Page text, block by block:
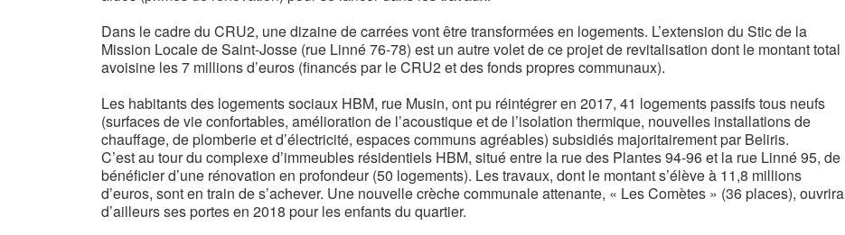
Dans le cadre du CRU2, une dizaine de carrées vont être transformées en logements. L’extension du Stic de la
Mission Locale de Saint-Josse (rue Linné 76-78) est un autre volet de ce projet de revitalisation dont le montant total
avoisine les 7 millions d’euros (financés par le CRU2 et des fonds propres communaux).
Les habitants des logements sociaux HBM, rue Musin, ont pu réintégrer en 2017, 41 logements passifs tous neufs
(surfaces de vie confortables, amélioration de l’acoustique et de l’isolation thermique, nouvelles installations de
chauffage, de plomberie et d’électricité, espaces communs agréables) subsidiés majoritairement par Beliris.
C’est au tour du complexe d’immeubles résidentiels HBM, situé entre la rue des Plantes 94-96 et la rue Linné 95, de
bénéficier d’une rénovation en profondeur (50 logements). Les travaux, dont le montant s’élève à 11,8 millions
d’euros, sont en train de s’achever. Une nouvelle crèche communale attenante, « Les Comètes » (36 places), ouvrira
d’ailleurs ses portes en 2018 pour les enfants du quartier.